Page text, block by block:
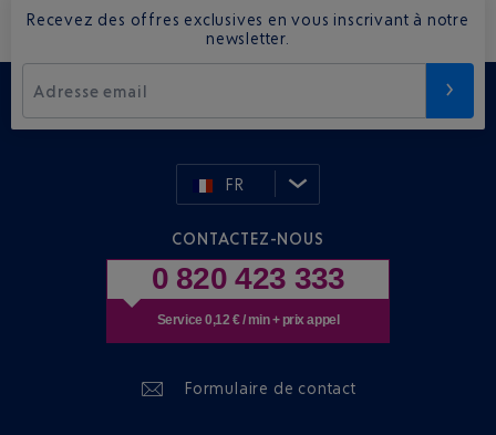
Recevez des offres exclusives en vous inscrivant à notre
newsletter.
Adresse email
FR
CONTACTEZ-NOUS
0 820 423 333
Service 0,12 € / min + prix appel
Formulaire de contact